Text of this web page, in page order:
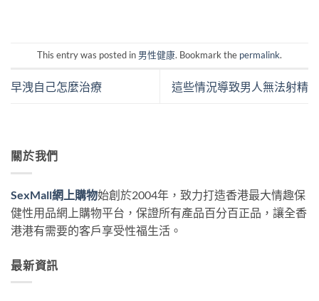
This entry was posted in 男性健康. Bookmark the permalink.
早洩自己怎麼治療 這些情況導致男人無法射精
關於我們
SexMall網上購物始創於2004年，致力打造香港最大情趣保
健性用品網上購物平台，保證所有產品百分百正品，讓全香
港港有需要的客戶享受性福生活。
最新資訊